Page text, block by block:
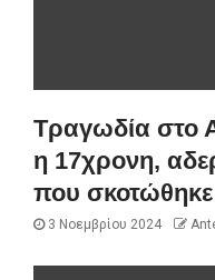
Τραγωδία στο
η 17χρονη,
που σκοτώθηκε
3 Νοεμβρίου 2024